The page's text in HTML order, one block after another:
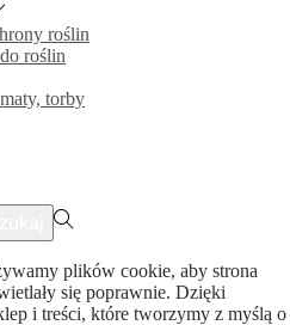
roślin
roślin
torby
plików cookie, aby strona
się poprawnie. Dzięki
i treści, które tworzymy z myślą o